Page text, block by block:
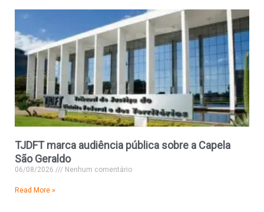
TJDFT marca audiência pública sobre a Capela
São Geraldo
06/08/2026 Nenhum comentário
Read More »